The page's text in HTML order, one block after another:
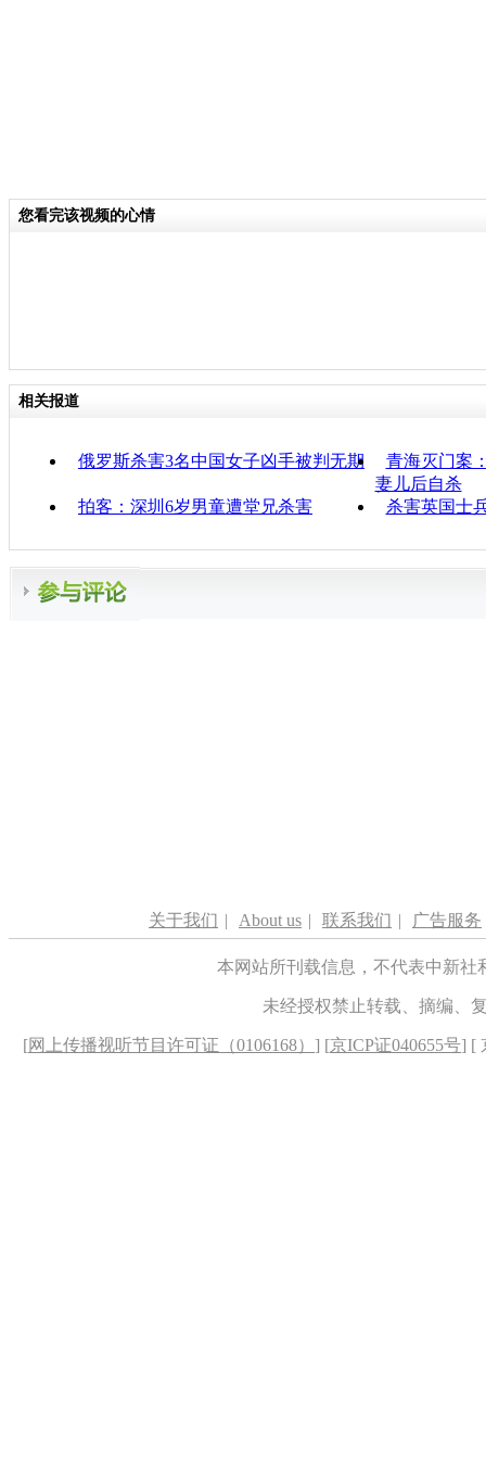
您看完该视频的心情
相关报道
俄罗斯杀害3名中国女子凶手被判无期
青海灭门案
妻儿后自杀
拍客：深圳6岁男童遭堂兄杀害
杀害英国士
关于我们 | About us | 联系我们 | 广告服务
本网站所刊载信息，不代表中新
未经授权禁止转载、摘编、
[网上传播视听节目许可证（0106168） ] [京ICP证040655号] [